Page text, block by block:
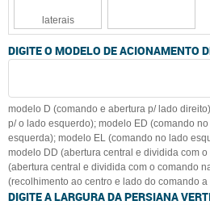
laterais
DIGITE O MODELO DE ACIONAMENTO
modelo D (comando e abertura p/ lado
p/ o lado esquerdo); modelo ED (comando
esquerda); modelo EL (comando no lado
modelo DD (abertura central e dividida com
(abertura central e dividida com o comando
(recolhimento ao centro e lado do comando a
DIGITE A LARGURA DA PERSIANA